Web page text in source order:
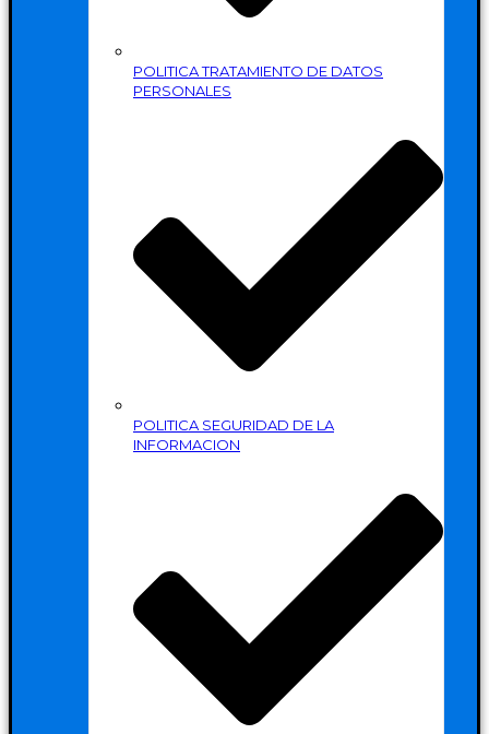
POLITICA TRATAMIENTO DE DATOS
PERSONALES
POLITICA SEGURIDAD DE LA
INFORMACION